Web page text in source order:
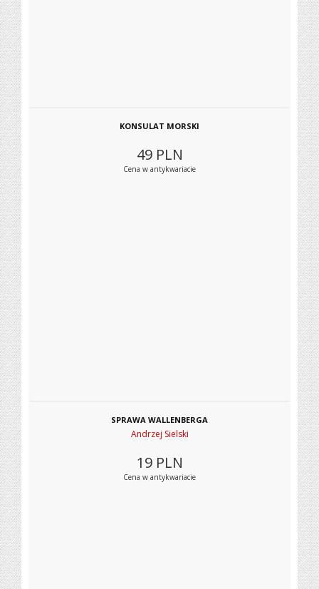
KONSULAT MORSKI
49 PLN
Cena w antykwariacie
SPRAWA WALLENBERGA
Andrzej Sielski
19 PLN
Cena w antykwariacie